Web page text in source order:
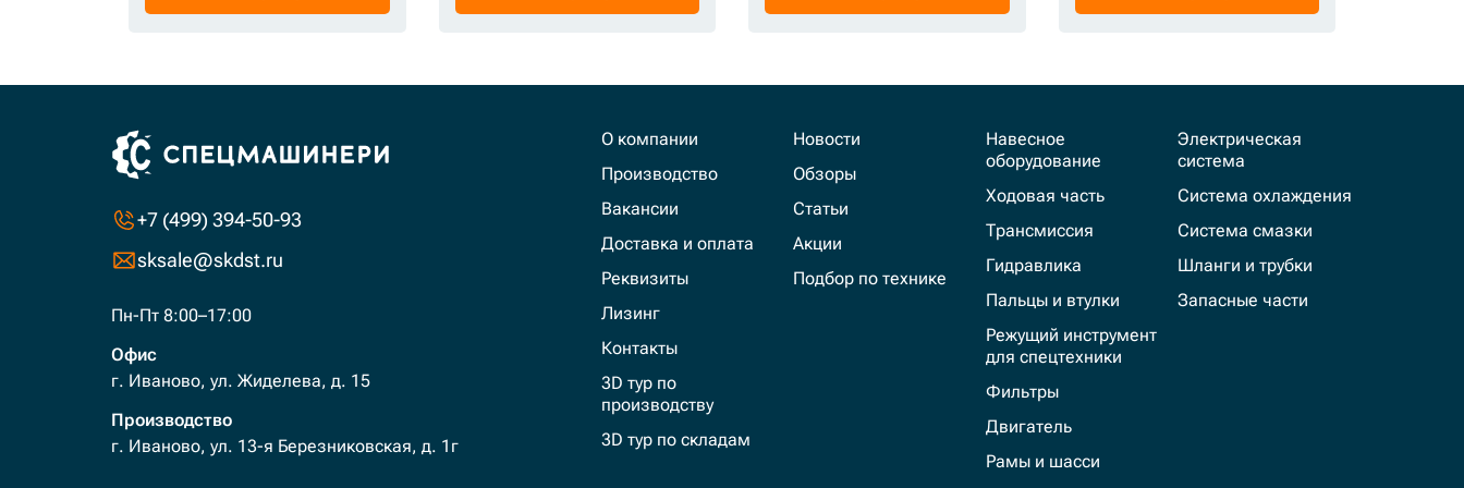
+7 (499) 394-50-93
sksale@skdst.ru
Пн-Пт 8:00–17:00
Офис
г. Иваново, ул. Жиделева, д. 15
Производство
г. Иваново, ул. 13-я Березниковская, д. 1г
О компании
Производство
Вакансии
Доставка и оплата
Реквизиты
Лизинг
Контакты
3D тур по
производству
3D тур по складам
Новости
Обзоры
Статьи
Акции
Подбор по технике
Навесное
оборудование
Ходовая часть
Трансмиссия
Гидравлика
Пальцы и втулки
Режущий инструмент
для спецтехники
Фильтры
Двигатель
Рамы и шасси
Электрическая
система
Система охлаждения
Система смазки
Шланги и трубки
Запасные части